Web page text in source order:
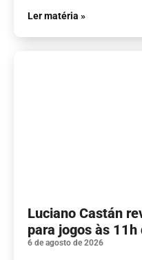
Ler matéria »
Luciano Castán
para jogos às 11h
6 de agosto de 2026